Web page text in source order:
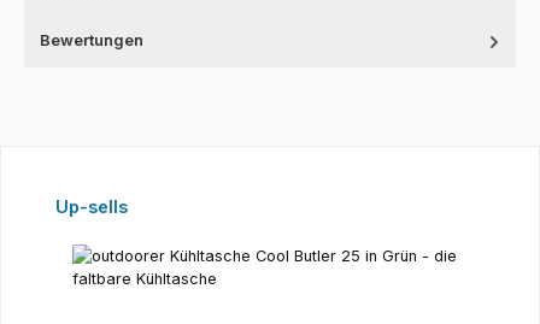
Bewertungen
Produktgalerie überspringen
Up-sells